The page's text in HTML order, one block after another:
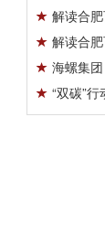
解读合
解读合
海螺集
“双碳”